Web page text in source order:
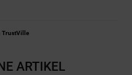
TrustVille
ARTIKEL